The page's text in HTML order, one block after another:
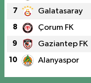
7 Galatasaray
8 Çorum FK
9 Gaziantep FK
10 Alanyaspor